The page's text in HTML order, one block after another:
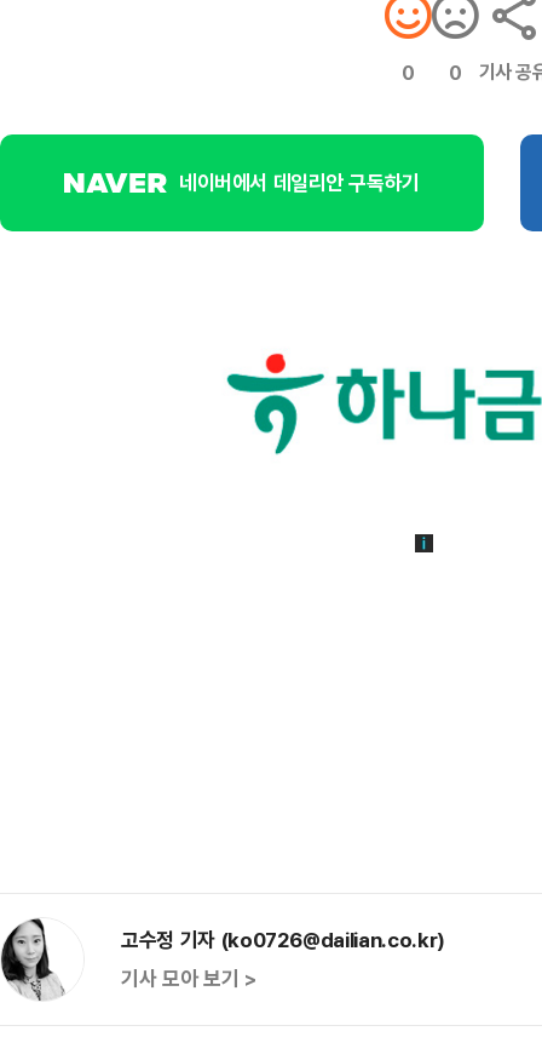
0 0 기사 공
네이버에서 데일리안 구독하기
고수정 기자 (ko0726@dailian.co.kr)
기사 모아 보기 >